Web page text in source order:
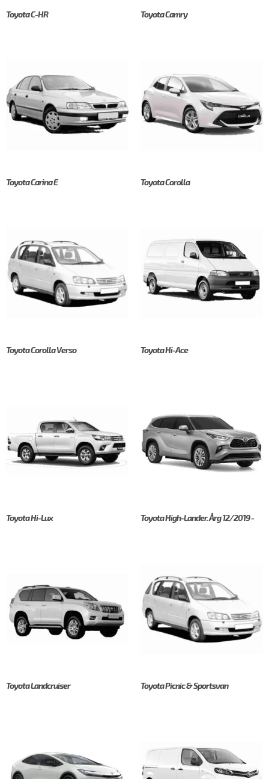
Toyota C-HR Toyota Camry
Toyota Carina E Toyota Corolla
Toyota Corolla Verso Toyota Hi-Ace
Toyota Hi-Lux Toyota High-Lander. Årg 12/2019 -
Toyota Landcruiser Toyota Picnic & Sportsvan